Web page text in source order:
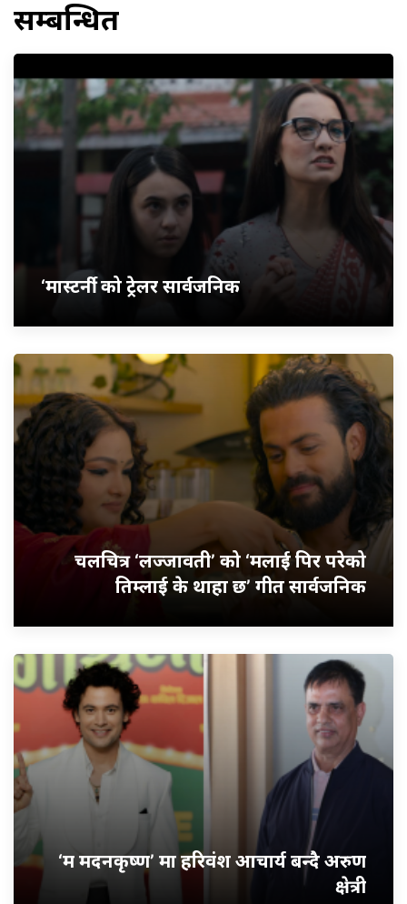
सम्बन्धित
‘मास्टर्नी’ को ट्रेलर सार्वजनिक
चलचित्र ‘लज्जावती’ को ‘मलाई पिर परेको
तिम्लाई के थाहा छ’ गीत सार्वजनिक
‘म मदनकृष्ण’ मा हरिवंश आचार्य बन्दै अरुण
क्षेत्री